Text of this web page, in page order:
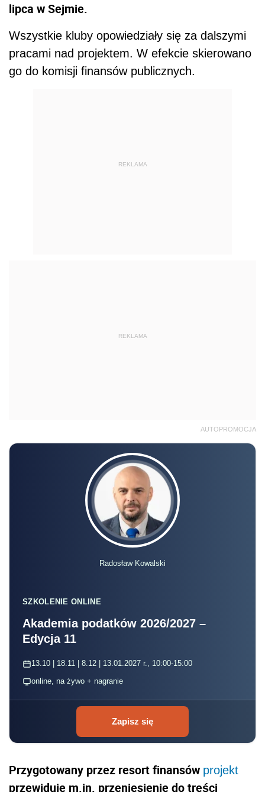
lipca w Sejmie.
Wszystkie kluby opowiedziały się za dalszymi
pracami nad projektem. W efekcie skierowano
go do komisji finansów publicznych.
REKLAMA
REKLAMA
AUTOPROMOCJA
Radosław Kowalski
SZKOLENIE ONLINE
Akademia podatków 2026/2027 –
Edycja 11
13.10 | 18.11 | 8.12 | 13.01.2027 r., 10:00-15:00
online, na żywo + nagranie
Zapisz się
Przygotowany przez resort finansów projekt
przewiduje m.in. przeniesienie do treści